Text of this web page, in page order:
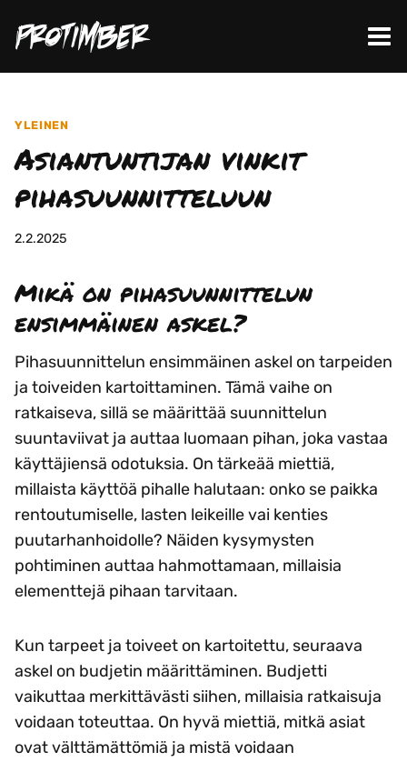
sisältöön
YLEINEN
Asiantuntijan vinkit
pihasuunnitteluun
2.2.2025
Mikä on pihasuunnittelun
ensimmäinen askel?
Pihasuunnittelun ensimmäinen askel on tarpeiden
ja toiveiden kartoittaminen. Tämä vaihe on
ratkaiseva, sillä se määrittää suunnittelun
suuntaviivat ja auttaa luomaan pihan, joka vastaa
käyttäjiensä odotuksia. On tärkeää miettiä,
millaista käyttöä pihalle halutaan: onko se paikka
rentoutumiselle, lasten leikeille vai kenties
puutarhanhoidolle? Näiden kysymysten
pohtiminen auttaa hahmottamaan, millaisia
elementtejä pihaan tarvitaan.
Kun tarpeet ja toiveet on kartoitettu, seuraava
askel on budjetin määrittäminen. Budjetti
vaikuttaa merkittävästi siihen, millaisia ratkaisuja
voidaan toteuttaa. On hyvä miettiä, mitkä asiat
ovat välttämättömiä ja mistä voidaan